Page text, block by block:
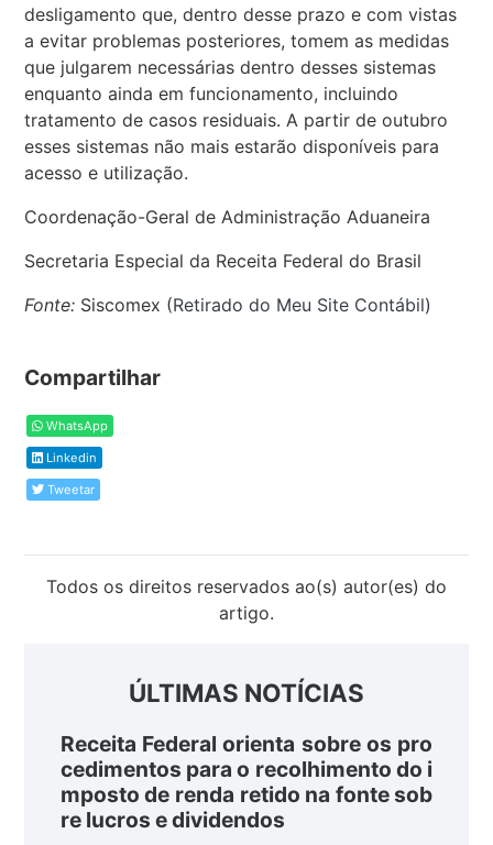
desligamento que, dentro desse prazo e com vistas
a evitar problemas posteriores, tomem as medidas
que julgarem necessárias dentro desses sistemas
enquanto ainda em funcionamento, incluindo
tratamento de casos residuais. A partir de outubro
esses sistemas não mais estarão disponíveis para
acesso e utilização.
Coordenação-Geral de Administração Aduaneira
Secretaria Especial da Receita Federal do Brasil
Fonte: Siscomex (Retirado do Meu Site Contábil)
Compartilhar
WhatsApp
Linkedin
Tweetar
Todos os direitos reservados ao(s) autor(es) do
artigo.
ÚLTIMAS NOTÍCIAS
Receita Federal orienta sobre os pro
cedimentos para o recolhimento do i
mposto de renda retido na fonte sob
re lucros e dividendos